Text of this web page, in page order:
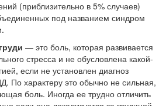
(приблизительно в 5% случаев)
под названием синдром
— это боль, которая развивается
стресса и не обусловлена какой-
если не установлен диагноз
По характеру это обычно не сильная,
боль. Иногда ее трудно отличить